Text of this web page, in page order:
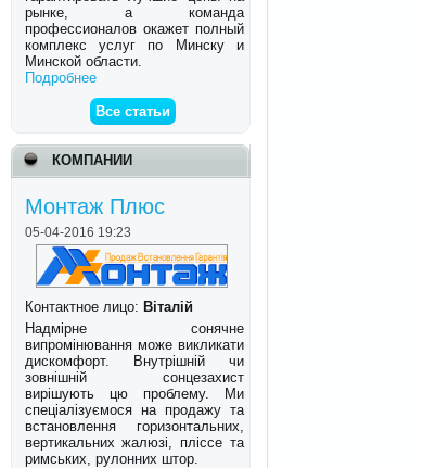
рынке, а команда
профессионалов окажет полный
комплекс услуг по Минску и
Минской области.
Подробнее
Все статьи
КОМПАНИИ
Монтаж Плюс
05-04-2016 19:23
Контактное лицо: Віталій
Надмірне сонячне
випромінювання може викликати
дискомфорт. Внутрішній чи
зовнішній сонцезахист
вирішують цю проблему. Ми
спеціалізуємося на продажу та
встановлення горизонтальних,
вертикальних жалюзі, пліссе та
римських, рулонних штор.